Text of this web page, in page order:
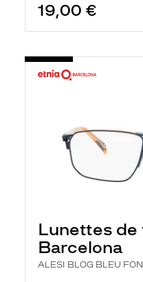
19,00 €
Lunettes de
Barcelona
ALESI BLOG BLEU